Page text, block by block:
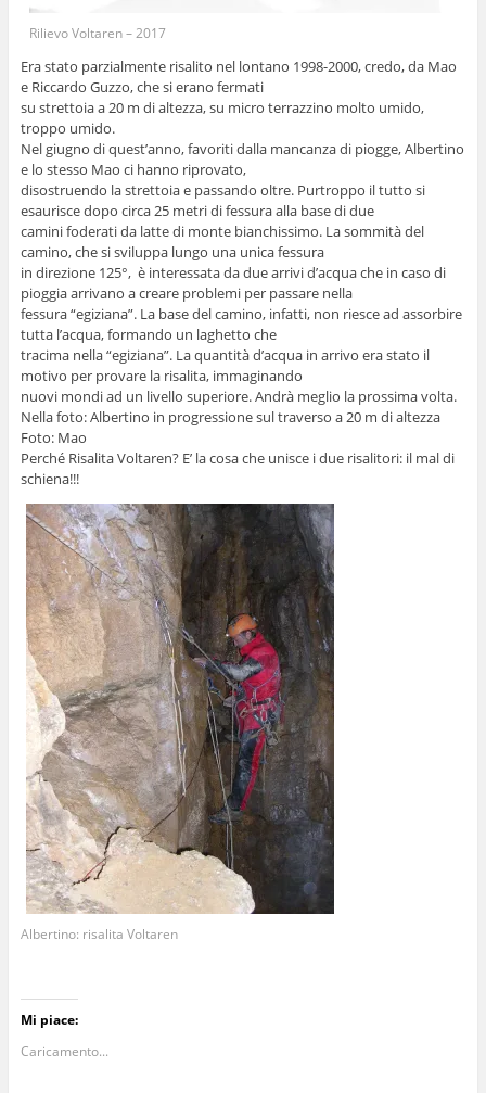
Rilievo Voltaren – 2017
Era stato parzialmente risalito nel lontano 1998-2000, credo, da Mao
e Riccardo Guzzo, che si erano fermati
su strettoia a 20 m di altezza, su micro terrazzino molto umido,
troppo umido.
Nel giugno di quest’anno, favoriti dalla mancanza di piogge, Albertino
e lo stesso Mao ci hanno riprovato,
disostruendo la strettoia e passando oltre. Purtroppo il tutto si
esaurisce dopo circa 25 metri di fessura alla base di due
camini foderati da latte di monte bianchissimo. La sommità del
camino, che si sviluppa lungo una unica fessura
in direzione 125°, è interessata da due arrivi d’acqua che in caso di
pioggia arrivano a creare problemi per passare nella
fessura “egiziana”. La base del camino, infatti, non riesce ad assorbire
tutta l’acqua, formando un laghetto che
tracima nella “egiziana”. La quantità d’acqua in arrivo era stato il
motivo per provare la risalita, immaginando
nuovi mondi ad un livello superiore. Andrà meglio la prossima volta.
Nella foto: Albertino in progressione sul traverso a 20 m di altezza
Foto: Mao
Perché Risalita Voltaren? E’ la cosa che unisce i due risalitori: il mal di
schiena!!!
Albertino: risalita Voltaren
Mi piace:
Caricamento...